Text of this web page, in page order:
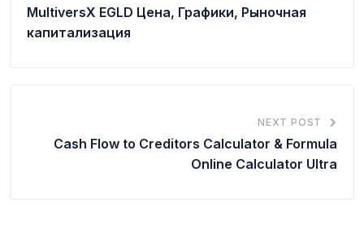
MultiversX EGLD Цена, Графики, Рыночная
капитализация
NEXT POST
Cash Flow to Creditors Calculator & Formula
Online Calculator Ultra